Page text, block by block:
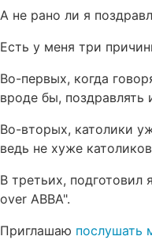
А не рано ли я
Есть у меня три
Во-первых, когда
вроде бы, поздравлять
Во-вторых, католики
ведь не хуже
В третьих, подготовил
over ABBA".
Приглашаю послушать